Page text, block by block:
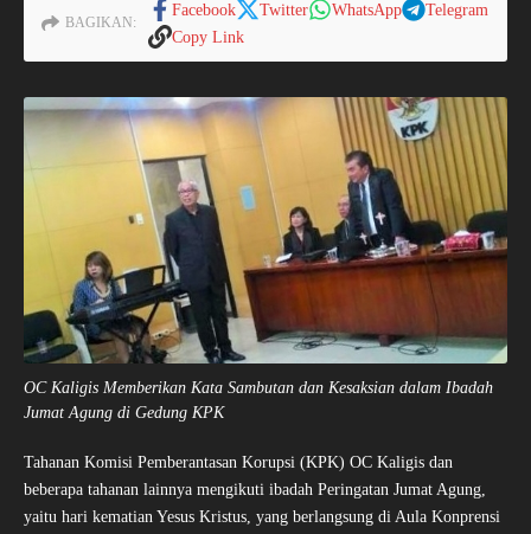
BAGIKAN:
Facebook Twitter WhatsApp
Telegram
Copy Link
OC Kaligis Memberikan Kata Sambutan dan Kesaksian dalam Ibadah
Jumat Agung di Gedung KPK
Tahanan Komisi Pemberantasan Korupsi (KPK) OC Kaligis dan
beberapa tahanan lainnya mengikuti ibadah Peringatan Jumat Agung,
yaitu hari kematian Yesus Kristus, yang berlangsung di Aula Konprensi